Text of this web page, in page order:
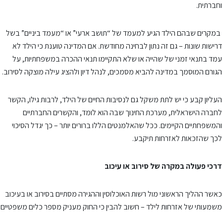
וחברתית.
במקרים שבהם הילד הגיע למעמד של “תושב ארעי” או “מעמד ביניים” בשל
דרישות שונות – גם זה נתון לבחינה מחודשת. אם המדינה טוענת כי הילד לא
עמד בתנאי זמני של שהייה או שלא התקיימו תנאי ההכרה במשפחתיות, על
הגורם המוסמך במדינה להביא מסמכים, לנהל דיון ולהציג עילה מוצקה לסירוב.
העליון קבע כי יש לתת משקל גם לנסיבות החיים של הילד, לרבות גילו, הקשר
לחברה הישראלית, מערכת החינוך שבה הוא לומד, והקשרים החברתיים
והמשפחתיים הקיימים. ככל שהאלמנטים הללו ברורים יותר – כך יגדל הסיכוי
לכך שהזכאות לאזרחות תיקבע.
דרכי פעולה במקרה של סירוב או עיכוב
כאשר ההליך הראשוני מול רשות האוכלוסין וההגירה מסתיים בסירוב או בעיכוב
משמעותי של אזרחות לילד – חשוב להבין כי החוק מעניק מספר כלים משפטיים